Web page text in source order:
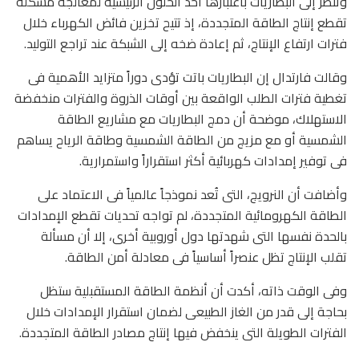
تقطع إنتاج الطاقة المتجددة، إذ تتيح تخزين فائض الكهرباء خلال
فترات ارتفاع الإنتاج، ثم إعادة ضخه إلى الشبكة عند تراجع التوليد.
وقالت فارتدال إن البطاريات باتت تؤدى دوراً متزايد الأهمية فى
تغطية فترات الطلب الواقعة بين أوقات الذروة والفترات منخفضة
الاستهلاك، موضحة أن دمج البطاريات مع مشاريع الطاقة
الشمسية أو مع مزيج من الطاقة الشمسية وطاقة الرياح يساهم
فى توفير إمدادات كهربائية أكثر استقراراً واستمرارية.
وأضافت أن النرويج، التى تُعد نموذجاً عالمياً فى الاعتماد على
الطاقة الكهرومائية المتجددة، لم تواجه تحديات تقطع الإمدادات
بالحدة نفسها التى شهدتها دول أوروبية أخرى، إلا أن مسألة
تقلب الإنتاج تظل عنصراً أساسياً فى معادلة أمن الطاقة.
وفى الوقت ذاته، أكدت أن أنظمة الطاقة المستقبلية ستظل
بحاجة إلى قدر من الغاز الطبيعى لضمان استقرار الإمدادات خلال
الفترات الطويلة التى ينخفض فيها إنتاج مصادر الطاقة المتجددة.